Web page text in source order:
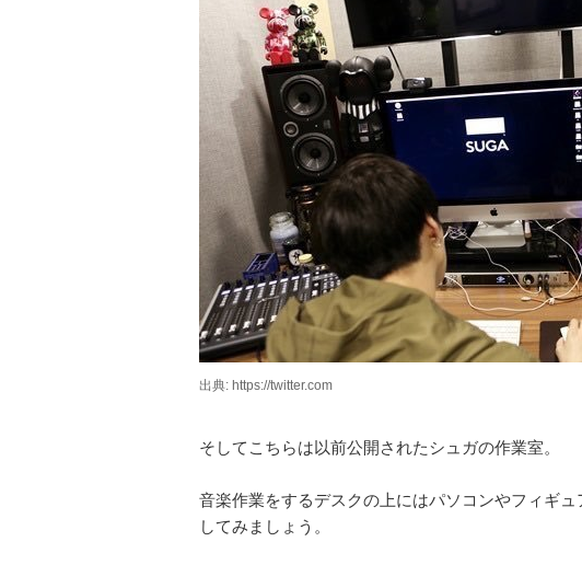
出典: https://twitter.com
そしてこちらは以前公開されたシュガの作業室。
音楽作業をするデスクの上にはパソコンやフィギ
してみましょう。